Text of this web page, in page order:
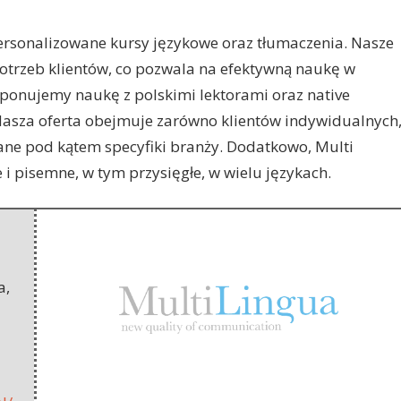
kursy językowe oraz tłumaczenia. Nasze
klientów, co pozwala na efektywną naukę w
naukę z polskimi lektorami oraz native
oferta obejmuje zarówno klientów indywidualnych,
pod kątem specyfiki branży. Dodatkowo, Multi
w tym przysięgłe, w wielu językach.
,